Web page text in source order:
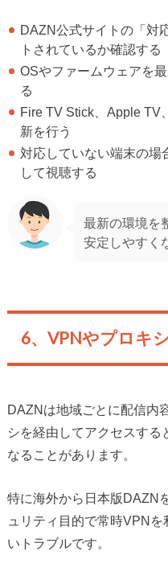
DAZN公式サイトの「対
トされているか確認する
OSやファームウェアを
る
Fire TV Stick、Apple TV
新を行う
対応していない端末の場
して視聴する
最新の環境を
安定しやすく
6、VPNやプロキ
DAZNは地域ごとに配信内
シを経由してアクセスする
なることがあります。
特に海外から日本版DAZN
ュリティ目的で常時VPN
いトラブルです。